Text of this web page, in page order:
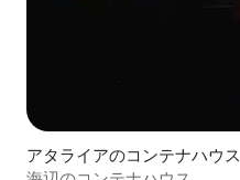
アタライアのコンテナハウス